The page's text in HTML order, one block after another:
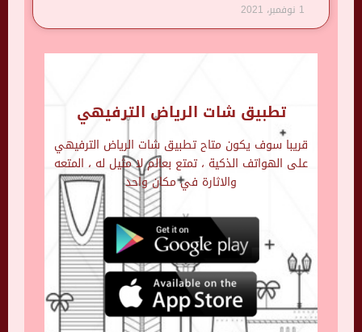
1 نوفمبر، 2021
تطبيق شات الرياض الترفيهي
قريبا سوف يكون متاح تطبيق شات الرياض الترفيهي
على الهواتف الذكية ، تمتع بعالم لا مثيل له ، المتعه
والاثارة في مكان واحد